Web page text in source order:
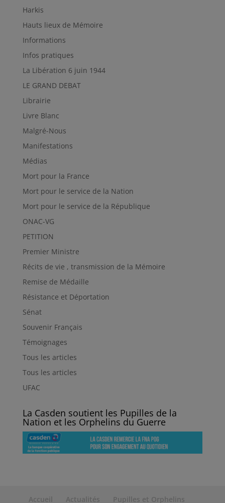
Harkis
Hauts lieux de Mémoire
Informations
Infos pratiques
La Libération 6 juin 1944
LE GRAND DEBAT
Librairie
Livre Blanc
Malgré-Nous
Manifestations
Médias
Mort pour la France
Mort pour le service de la Nation
Mort pour le service de la République
ONAC-VG
PETITION
Premier Ministre
Récits de vie , transmission de la Mémoire
Remise de Médaille
Résistance et Déportation
Sénat
Souvenir Français
Témoignages
Tous les articles
Tous les articles
UFAC
La Casden soutient les Pupilles de la
Nation et les Orphelins du Guerre
Accueil Actualités Pupilles et Orphelins